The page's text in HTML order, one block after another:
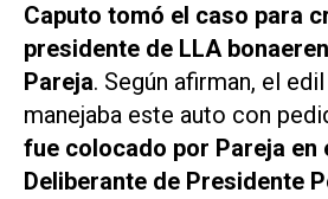
Caputo tomó el caso para
presidente de LLA
Pareja. Según afirman, el
manejaba este auto con
fue colocado por Pareja en
Deliberante de Presidente